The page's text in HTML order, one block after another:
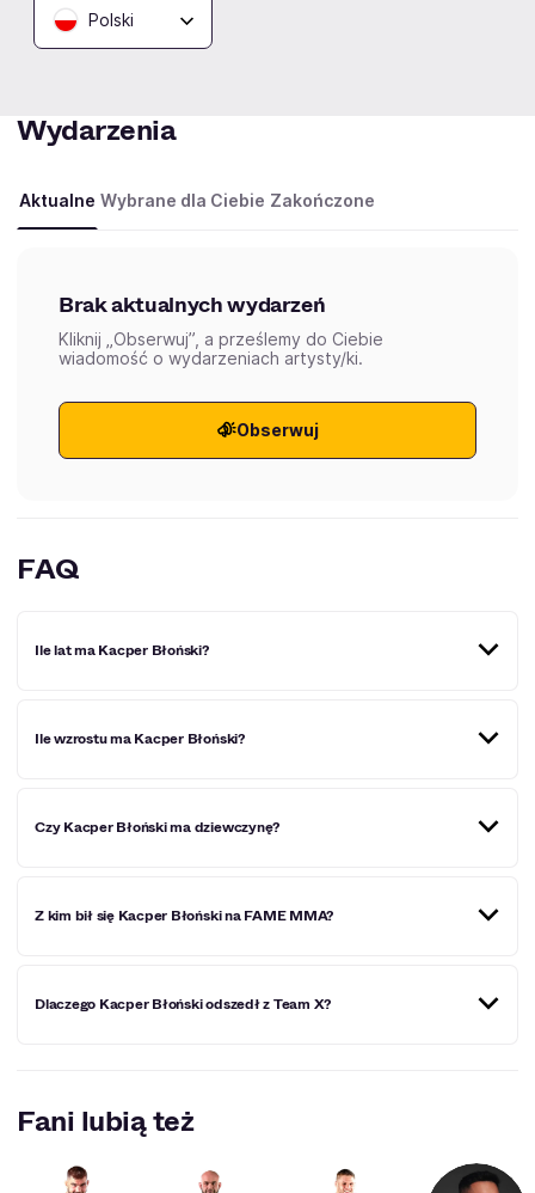
Polski
Wydarzenia
Aktualne Wybrane dla Ciebie Zakończone
Brak aktualnych wydarzeń
Kliknij „Obserwuj”, a prześlemy do Ciebie
wiadomość o wydarzeniach artysty/ki.
Obserwuj
FAQ
Ile lat ma Kacper Błoński?
roku skończy 25 lat.
Ile wzrostu ma Kacper Błoński?
Czy Kacper Błoński ma dziewczynę?
członkiń Teamu X), jednak ostatecznie para się rozeszła.
Z kim bił się Kacper Błoński na FAME MMA?
Marcinem Dubielem i jednokrotnie z Sylwestrem Wardęgą
Dlaczego Kacper Błoński odszedł z Team X?
sugerował, że stało się tak głównie ze względu na konflikt
ze Stuu.
Fani lubią też